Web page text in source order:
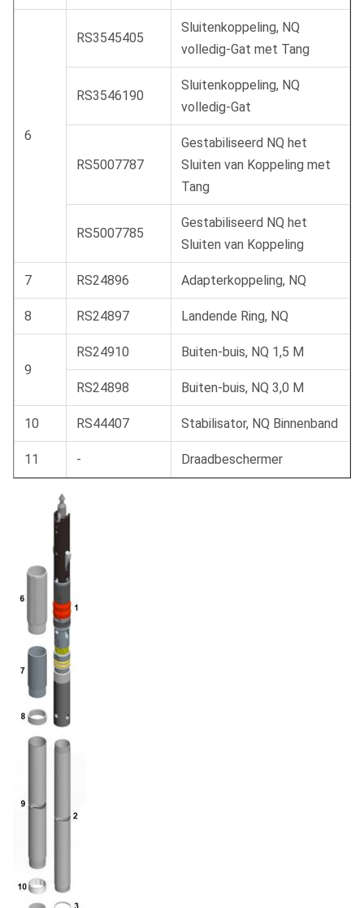
6
RS3545405
Sluitenkoppeling, NQ
volledig-Gat met Tang
RS3546190
Sluitenkoppeling, NQ
volledig-Gat
RS5007787
Gestabiliseerd NQ het
Sluiten van Koppeling met
Tang
RS5007785
Gestabiliseerd NQ het
Sluiten van Koppeling
7 RS24896 Adapterkoppeling, NQ
8 RS24897 Landende Ring, NQ
9
RS24910 Buiten-buis, NQ 1,5 M
RS24898 Buiten-buis, NQ 3,0 M
10 RS44407 Stabilisator, NQ Binnenband
11 - Draadbeschermer